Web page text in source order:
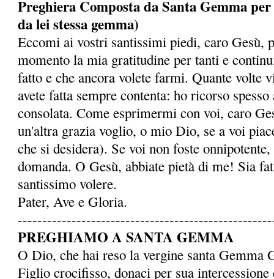
Preghiera Composta da Santa Gemma
da lei stessa gemma)
Eccomi ai vostri santissimi piedi, caro Gesù,
momento la mia gratitudine per tanti e
fatto e che ancora volete farmi. Quante volte
avete fatta sempre contenta: ho ricorso
consolata. Come esprimermi con voi, caro
un'altra grazia voglio, o mio Dio, se a voi
che si desidera). Se voi non foste
domanda. O Gesù, abbiate pietà di me! Sia
santissimo volere.
Pater, Ave e Gloria.
PREGHIAMO A SANTA GEMMA
O Dio, che hai reso la ver­gine santa Gemma
Figlio crocifisso, donaci per sua